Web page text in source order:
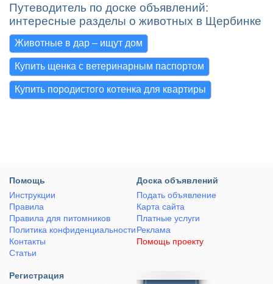
Путеводитель по доске объявлений:
интересные разделы о животных в Щербинке
Животные в дар – ищут дом
Купить щенка с ветеринарным паспортом
Купить породистого котенка для квартиры
Помощь
Инструкции
Правила
Правила для питомников
Политика конфиденциальности
Контакты
Статьи
Доска объявлений
Подать объявление
Карта сайта
Платные услуги
Реклама
Помощь проекту
Регистрация